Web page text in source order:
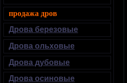
продажа дров
Дрова березовые
Дрова ольховые
Дрова дубовые
Дрова осиновые